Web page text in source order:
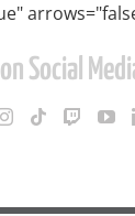
Social